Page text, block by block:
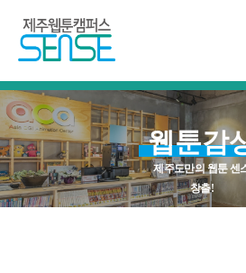
로
가
기
웹툰감
제주도만의 웹툰 센
창출!